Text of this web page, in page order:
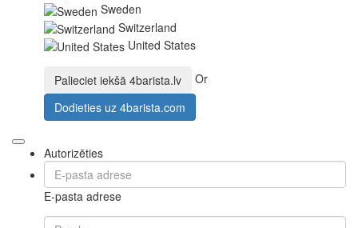
Sweden
Switzerland
United States
Palieciet iekšā 4barista.lv
Or
Dodieties uz 4barista.com
Autorizēties
E-pasta adrese